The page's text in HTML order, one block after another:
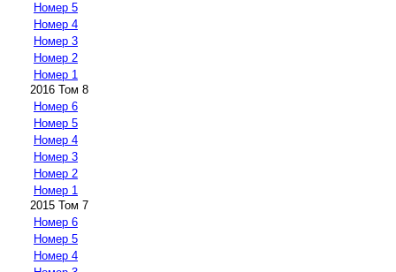
Номер 5
Номер 4
Номер 3
Номер 2
Номер 1
2016 Том 8
Номер 6
Номер 5
Номер 4
Номер 3
Номер 2
Номер 1
2015 Том 7
Номер 6
Номер 5
Номер 4